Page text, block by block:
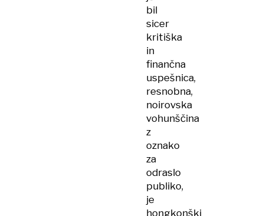
bil
sicer
kritiška
in
finančna
uspešnica,
resnobna,
noirovska
vohunščina
z
oznako
za
odraslo
publiko,
je
hongkonški